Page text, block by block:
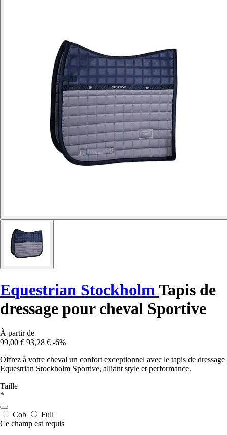
Equestrian Stockholm Tapis de
dressage pour cheval Sportive
À partir de
99,00 € 93,28 € -6%
Offrez à votre cheval un confort exceptionnel avec le tapis de dressage
Equestrian Stockholm Sportive, alliant style et performance.
Taille
*
Cob
Full
Ce champ est requis